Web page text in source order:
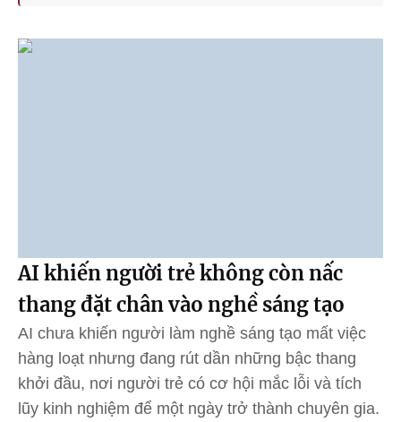
AI khiến người trẻ không còn nấc
thang đặt chân vào nghề sáng tạo
AI chưa khiến người làm nghề sáng tạo mất việc
hàng loạt nhưng đang rút dần những bậc thang
khởi đầu, nơi người trẻ có cơ hội mắc lỗi và tích
lũy kinh nghiệm để một ngày trở thành chuyên gia.